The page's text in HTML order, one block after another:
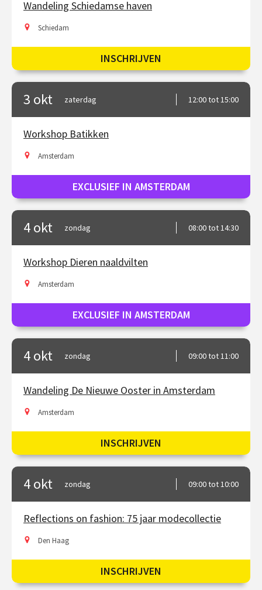
Wandeling Schiedamse haven
Schiedam
INSCHRIJVEN
3 okt zaterdag 12:00 tot 15:00
Workshop Batikken
Amsterdam
EXCLUSIEF IN AMSTERDAM
4 okt zondag 08:00 tot 14:30
Workshop Dieren naaldvilten
Amsterdam
EXCLUSIEF IN AMSTERDAM
4 okt zondag 09:00 tot 11:00
Wandeling De Nieuwe Ooster in Amsterdam
Amsterdam
INSCHRIJVEN
4 okt zondag 09:00 tot 10:00
Reflections on fashion: 75 jaar modecollectie
Den Haag
INSCHRIJVEN